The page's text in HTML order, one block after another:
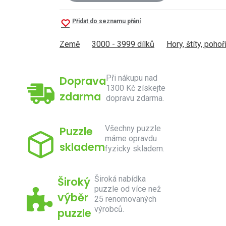
Přidat do seznamu přání
Země 3000 - 3999 dílků Hory, štíty, pohoří
Doprava
zdarma
Při nákupu nad
1300 Kč získejte
dopravu zdarma.
Puzzle
skladem
Všechny puzzle
máme opravdu
fyzicky skladem.
Široký
výběr
puzzle
Široká nabídka
puzzle od více než
25 renomovaných
výrobců.